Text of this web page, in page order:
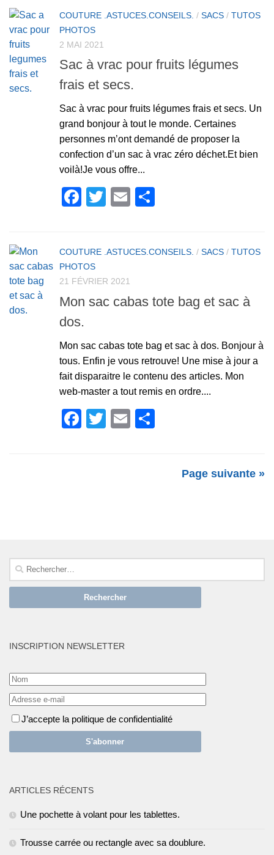
COUTURE .ASTUCES.CONSEILS. / SACS / TUTOS
PHOTOS
2 MAI 2021
Sac à vrac pour fruits légumes
frais et secs.
Sac à vrac pour fruits légumes frais et secs. Un
grand bonjour à tout le monde. Certaines
personnes m’ont demandé de proposer la
confection d’un sac à vrac zéro déchet.Et bien
voilà!Je vous offre...
Facebook
TwitterEmail
COUTURE .ASTUCES.CONSEILS. / SACS / TUTOS
PHOTOS
21 FÉVRIER 2021
Mon sac cabas tote bag et sac à
dos.
Mon sac cabas tote bag et sac à dos. Bonjour à
tous. Enfin je vous retrouve! Une mise à jour a
fait disparaitre le contenu des articles. Mon
web-master a tout remis en ordre....
Facebook
TwitterEmail
Page suivante »
Rechercher :
INSCRIPTION NEWSLETTER
J’accepte la politique de confidentialité
ARTICLES RÉCENTS
Une pochette à volant pour les tablettes.
Trousse carrée ou rectangle avec sa doublure.